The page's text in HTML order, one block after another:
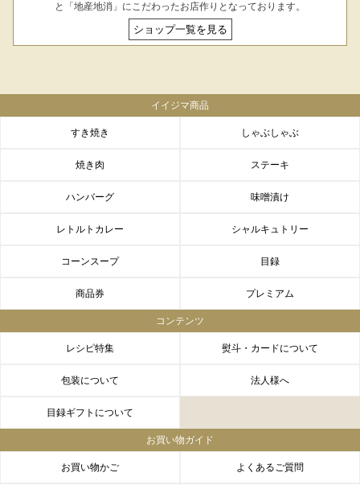
と「地産地消」にこだわったお店作りとなっております。
ショップ一覧を見る
イイジマ商品
すき焼き しゃぶしゃぶ
焼き肉 ステーキ
ハンバーグ 味噌漬け
レトルトカレー シャルキュトリー
コーンスープ 目録
商品券 プレミアム
コンテンツ
レシピ特集 熨斗・カードについて
包装について 法人様へ
目録ギフトについて
お買い物ガイド
お買い物かご よくあるご質問